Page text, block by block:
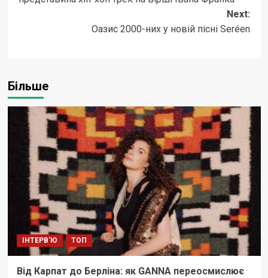
Next:
Оазис 2000-них у новій пісні Seréen
Більше
ІНТЕРВ'Ю ТОП
Від Карпат до Берліна: як GANNA переосмислює